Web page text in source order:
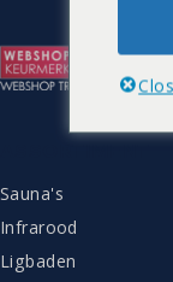
Sauna's
Infrarood
Ligbaden